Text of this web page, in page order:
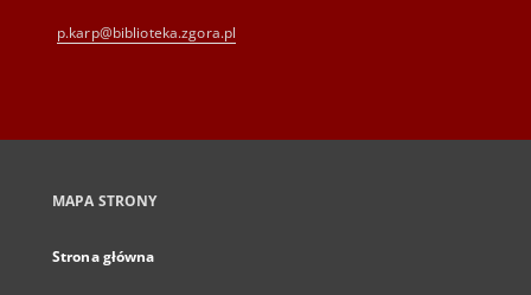
p.karp@biblioteka.zgora.pl
MAPA STRONY
Strona główna